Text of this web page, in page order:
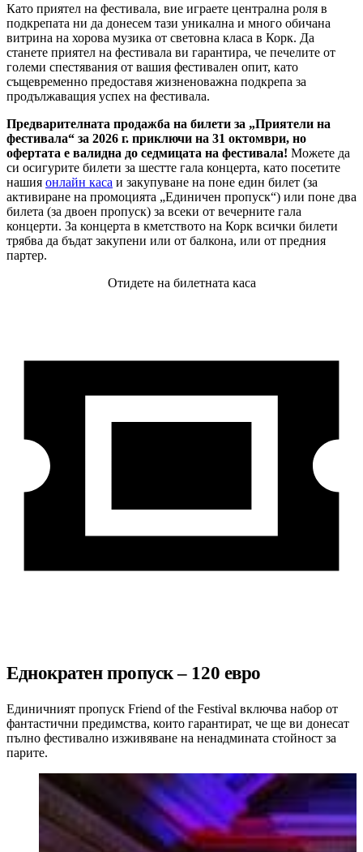
Като приятел на фестивала, вие играете централна роля в
подкрепата ни да донесем тази уникална и много обичана
витрина на хорова музика от световна класа в Корк. Да
станете приятел на фестивала ви гарантира, че печелите от
големи спестявания от вашия фестивален опит, като
същевременно предоставя жизненоважна подкрепа за
продължаващия успех на фестивала.
Предварителната продажба на билети за „Приятели на
фестивала“ за 2026 г. приключи на 31 октомври, но
офертата е валидна до седмицата на фестивала! Можете да
си осигурите билети за шестте гала концерта, като посетите
нашия онлайн каса и закупуване на поне един билет (за
активиране на промоцията „Единичен пропуск“) или поне два
билета (за двоен пропуск) за всеки от вечерните гала
концерти. За концерта в кметството на Корк всички билети
трябва да бъдат закупени или от балкона, или от предния
партер.
Отидете на билетната каса
Еднократен пропуск – 120 евро
Единичният пропуск Friend of the Festival включва набор от
фантастични предимства, които гарантират, че ще ви донесат
пълно фестивално изживяване на ненадмината стойност за
парите.